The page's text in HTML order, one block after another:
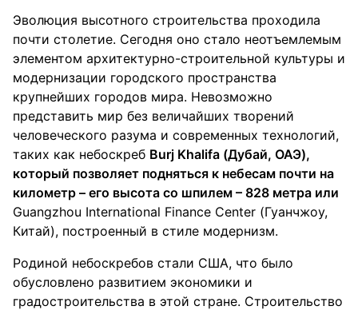
Эволюция высотного строительства проходила
почти столетие. Сегодня оно стало неотъемлемым
элементом архитектурно-строительной культуры и
модернизации городского пространства
крупнейших городов мира. Невозможно
представить мир без величайших творений
человеческого разума и современных технологий,
таких как небоскреб Burj Khalifa (Дубай, ОАЭ),
который позволяет подняться к небесам почти на
километр – его высота со шпилем – 828 метра или
Guangzhou International Finance Center (Гуанчжоу,
Китай), построенный в стиле модернизм.
Родиной небоскребов стали США, что было
обусловлено развитием экономики и
градостроительства в этой стране. Строительство